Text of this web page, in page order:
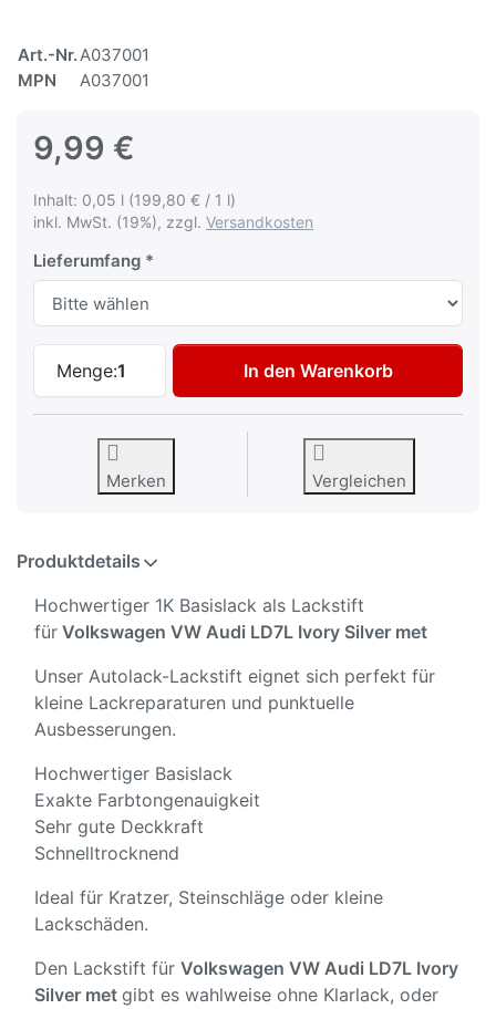
Art.-Nr.A037001
MPN
A037001
9,99 €
Inhalt: 0,05 l (199,80 € / 1 l)
inkl. MwSt. (19%), zzgl. Versandkosten
Lieferumfang
Menge:1
Autolack Lackstift für Volkswagen VW
In den Warenkorb
Merken Vergleichen
Produktdetails
Hochwertiger 1K Basislack als Lackstift
für Volkswagen VW Audi LD7L Ivory Silver met
Unser Autolack-Lackstift eignet sich perfekt für
kleine Lackreparaturen und punktuelle
Ausbesserungen.
Hochwertiger Basislack
Exakte Farbtongenauigkeit
Sehr gute Deckkraft
Schnelltrocknend
Ideal für Kratzer, Steinschläge oder kleine
Lackschäden.
Den Lackstift für Volkswagen VW Audi LD7L Ivory
Silver met gibt es wahlweise ohne Klarlack, oder